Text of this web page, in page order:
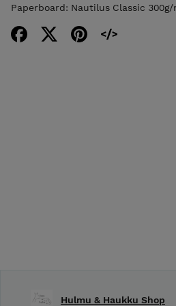
Paperboard: Nautilus Classic
Hulmu & Haukku Shop